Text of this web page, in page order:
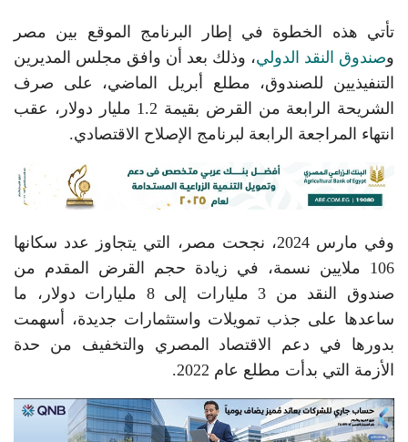
تأتي هذه الخطوة في إطار البرنامج الموقع بين مصر
وصندوق النقد الدولي، وذلك بعد أن وافق مجلس المديرين
التنفيذيين للصندوق، مطلع أبريل الماضي، على صرف
الشريحة الرابعة من القرض بقيمة 1.2 مليار دولار، عقب
انتهاء المراجعة الرابعة لبرنامج الإصلاح الاقتصادي.
وفي مارس 2024، نجحت مصر، التي يتجاوز عدد سكانها
106 ملايين نسمة، في زيادة حجم القرض المقدم من
صندوق النقد من 3 مليارات إلى 8 مليارات دولار، ما
ساعدها على جذب تمويلات واستثمارات جديدة، أسهمت
بدورها في دعم الاقتصاد المصري والتخفيف من حدة
الأزمة التي بدأت مطلع عام 2022.